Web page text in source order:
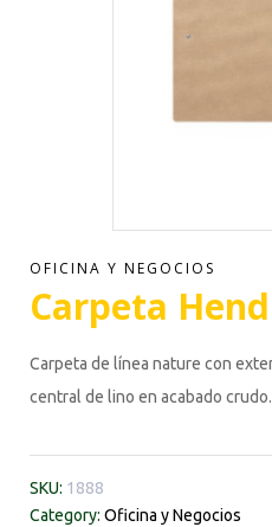
OFICINA Y NEGOCIOS
Carpeta
Carpeta de línea nature con
central de lino en acabado
SKU: 1888
Category: Oficina y Negocios